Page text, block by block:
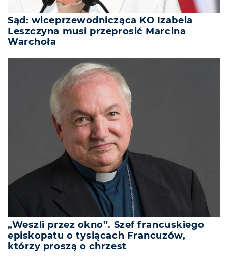
Sąd: wiceprzewodnicząca KO Izabela
Leszczyna musi przeprosić Marcina
Warchoła
„Weszli przez okno”. Szef francuskiego
episkopatu o tysiącach Francuzów,
którzy proszą o chrzest